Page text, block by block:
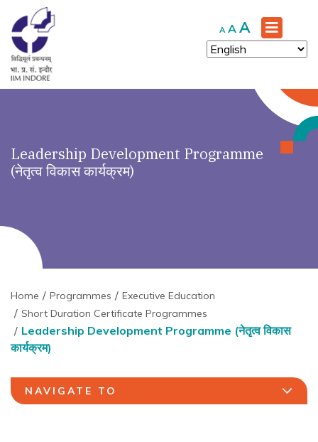
A Decrease
font
size.
A Reset
font
size.
A Increase
font
size.
Leadership Development Programme
(नेतृत्व विकास कार्यक्रम)
Home Programmes
Executive Education
Short Duration Certificate Programmes
Leadership Development Programme (नेतृत्व विकास
कार्यक्रम)
NAVIGATE TO